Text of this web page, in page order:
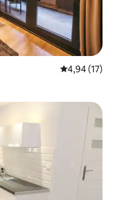
Gemiddelde
4,94 (17)